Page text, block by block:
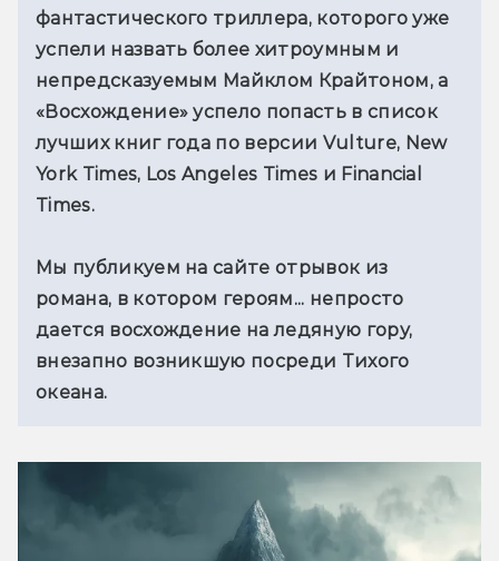
фантастического триллера, которого уже
успели назвать более хитроумным и
непредсказуемым Майклом Крайтоном, а
«Восхождение» успело попасть в список
лучших книг года по версии Vulture, New
York Times, Los Angeles Times и Financial
Times.
Мы публикуем на сайте отрывок из
романа, в котором героям... непросто
дается восхождение на ледяную гору,
внезапно возникшую посреди Тихого
океана.